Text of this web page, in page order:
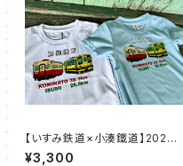
【いすみ鉄道×小湊鐵道】2026
房総横断Tシャツ
¥3,300